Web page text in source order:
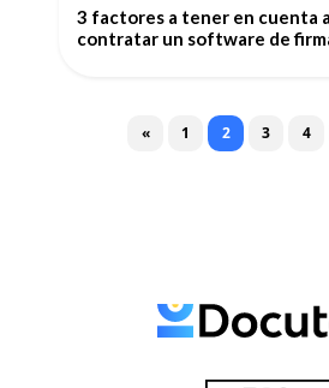
3 factores a tener en cuenta
contratar un software de
Posts
« 1 2 3 4